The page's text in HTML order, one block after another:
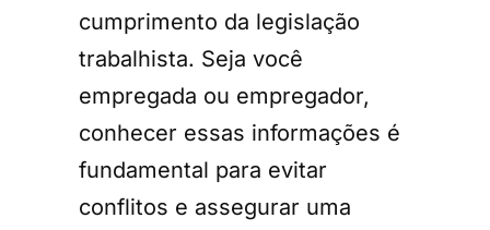
cumprimento da legislação
trabalhista. Seja você
empregada ou empregador,
conhecer essas informações é
fundamental para evitar
conflitos e assegurar uma